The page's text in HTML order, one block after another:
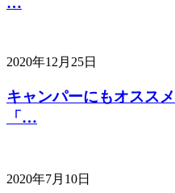
2020年12月25日
キャンパーにもオスス
「…
2020年7月10日